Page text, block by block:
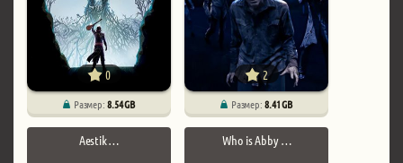
0
Размер:8.54 GB
2
Размер:8.41 GB
Aestik … Who is Abby …